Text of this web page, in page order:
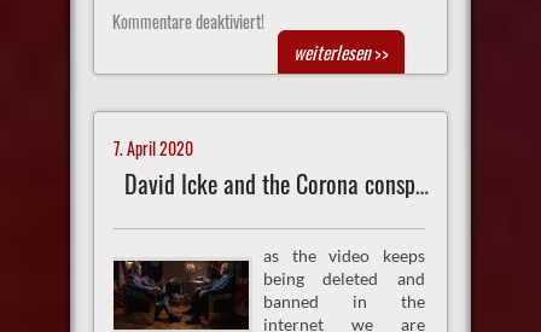
Kommentare deaktiviert!
weiterlesen>>
7. April 2020
David Icke and the Corona conspiracy
as the video keeps
being deleted and
banned in the
internet we are